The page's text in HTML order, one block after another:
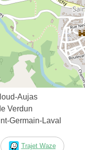
Aujas
Verdun
Germain-Laval
Trajet Waze